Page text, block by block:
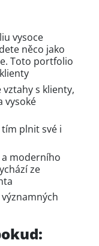
vysoce
něco jako
Toto portfolio
s klienty,
vysoké
plnit své i
moderního
ze